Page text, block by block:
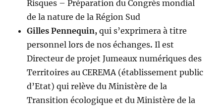
Risques – Préparation du Congrès mondial
de la nature de la Région Sud
Gilles Pennequin,qui s’exprimera à titre
personnel lors de nos échanges. Il est
Directeur de projet Jumeaux numériques des
Territoires au CEREMA (établissement public
d’Etat) qui relève du Ministère de la
Transition écologique et du Ministère de la